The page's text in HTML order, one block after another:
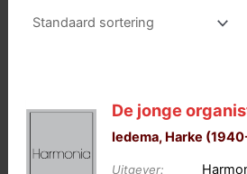
De jonge
Iedema, Harke
Uitgever: